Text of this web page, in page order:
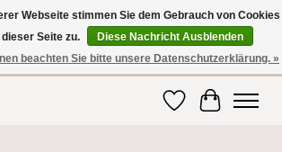
Produkte im Bereich Schule, Büro, Papier,
Erhalten Sie Ihre Bestellung bequem nach
Wunschzettel
Ihr
Webseite stimmen Sie dem Gebrauch von Cookies
Seite zu.
Diese Nachricht Ausblenden
beachten Sie bitte unsere Datenschutzerklärung. »